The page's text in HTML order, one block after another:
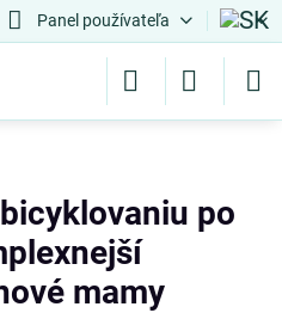
Panel používateľa
po
mamy